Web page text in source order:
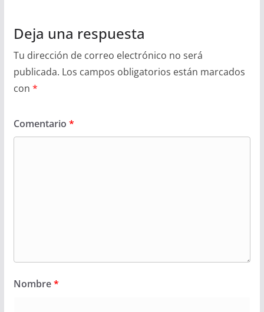
Deja una respuesta
Tu dirección de correo electrónico no será
publicada. Los campos obligatorios están marcados
con *
Comentario *
Nombre*